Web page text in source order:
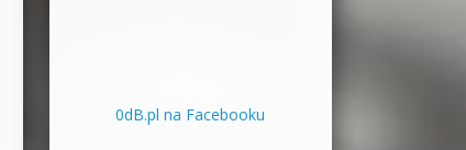
0dB.pl na Facebooku